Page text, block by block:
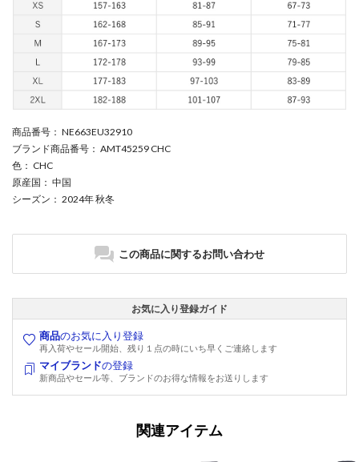
商品番号 ： NE663EU32910
ブランド商品番号 ： AMT45259 CHC
色 ： CHC
原産国 ： 中国
シーズン ： 2024年 秋冬
この商品に関するお問い合わせ
お気に入り登録ガイド
商品のお気に入り登録
再入荷やセール開始、残り１点の時にいち早くご連絡します
マイブランドの登録
新商品やセール等、ブランドのお得な情報をお送りします
関連アイテム